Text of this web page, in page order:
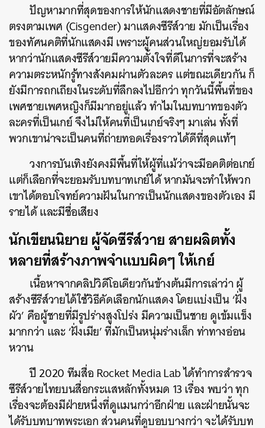
ปัญหามากที่สุดของการให้นักแสดงชายที่มีอัตลักษณ์
ตรงตามเพศ (Cisgender) มาแสดงซีรีส์วาย มักเป็นเรื่อง
ของทัศนคติที่นักแสดงมี เพราะผู้คนส่วนใหญ่ยอมรับได้
หากว่านักแสดงซีรีส์วายมีความตั้งใจที่ดีในการที่จะสร้าง
ความตระหนักรู้ทางสังคมผ่านตัวละคร แต่ขณะเดียวกัน ก็
ยังมีการถกเถียงในระดับที่ลึกลงไปอีกว่า ทุกวันนี้พื้นที่ของ
เพศชายเพศหญิงก็มีมากอยู่แล้ว ทำไมในบทบาทของตัว
ละครที่เป็นเกย์ จึงไม่ให้คนที่เป็นเกย์จริงๆ มาเล่น ทั้งที่
พวกเขาน่าจะเป็นคนที่ถ่ายทอดเรื่องราวได้ดีที่สุดแท้ๆ
วงการบันเทิงยังคงมีพื้นที่ให้ผู้ที่แม้ว่าจะมีอคติต่อเกย์
แต่ก็เลือกที่จะยอมรับบทบาทเกย์ได้ หากมันจะทำให้พวก
เขาได้ตอบโจทย์ความฝันในการเป็นนักแสดงของตัวเอง มี
รายได้ และมีชื่อเสียง
นักเขียนนิยาย ผู้จัดซีรีส์วาย สายผลิตทั้ง
หลายที่สร้างภาพจำแบบผิดๆ ให้เกย์
เนื้อหาจากคลิปวิดีโอเดียวกันข้างต้นมีการเล่าว่า ผู้
สร้างซีรีส์วายได้ใช้วิธีคัดเลือกนักแสดง โดยแบ่งเป็น ‘ฝั่ง
ผัว’ คือผู้ชายที่มีรูปร่างสูงโปร่ง มีความเป็นชาย ดูเข้มแข็ง
มากกว่า และ ‘ฝั่งเมีย’ ที่มักเป็นหนุ่มร่างเล็ก ท่าทางอ่อน
หวาน
ปี 2020 ทีมสื่อ Rocket Media Lab ได้ทำการสำรวจ
ซีรีส์วายไทยบนสื่อกระแสหลักทั้งหมด 13 เรื่อง พบว่า ทุก
เรื่องจะต้องมีฝ่ายหนึ่งที่ดูแมนกว่าอีกฝ่าย และฝ่ายนั้นจะ
ได้รับบทบาทพระเอก ส่วนคนที่ดูบอบบางกว่า จะได้รับบท